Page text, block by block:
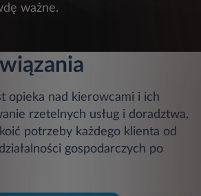
ważne.
opieka nad kierowcami i ich
rzetelnych usług i doradztwa,
potrzeby każdego klienta od
gospodarczych po